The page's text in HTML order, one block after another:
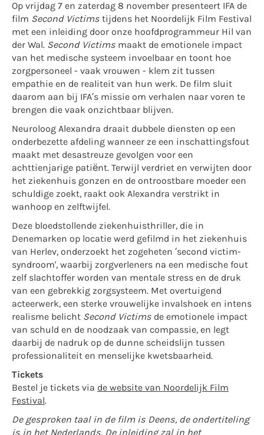
Op vrijdag 7 en zaterdag 8 november presenteert IFA de
film Second Victims tijdens het Noordelijk Film Festival
met een inleiding door onze hoofdprogrammeur Hil van
der Wal. Second Victims maakt de emotionele impact
van het medische systeem invoelbaar en toont hoe
zorgpersoneel - vaak vrouwen - klem zit tussen
empathie en de realiteit van hun werk. De film sluit
daarom aan bij IFA’s missie om verhalen naar voren te
brengen die vaak onzichtbaar blijven.
Neuroloog Alexandra draait dubbele diensten op een
onderbezette afdeling wanneer ze een inschattingsfout
maakt met desastreuze gevolgen voor een
achttienjarige patiënt. Terwijl verdriet en verwijten door
het ziekenhuis gonzen en de ontroostbare moeder een
schuldige zoekt, raakt ook Alexandra verstrikt in
wanhoop en zelftwijfel.
Deze bloedstollende ziekenhuisthriller, die in
Denemarken op locatie werd gefilmd in het ziekenhuis
van Herlev, onderzoekt het zogeheten ‘second victim-
syndroom', waarbij zorgverleners na een medische fout
zelf slachtoffer worden van mentale stress en de druk
van een gebrekkig zorgsysteem. Met overtuigend
acteerwerk, een sterke vrouwelijke invalshoek en intens
realisme belicht Second Victims de emotionele impact
van schuld en de noodzaak van compassie, en legt
daarbij de nadruk op de dunne scheidslijn tussen
professionaliteit en menselijke kwetsbaarheid.
Tickets
Bestel je tickets via de website van Noordelijk Film
Festival .
De gesproken taal in de film is Deens, de ondertiteling
is in het Nederlands. De inleiding zal in het